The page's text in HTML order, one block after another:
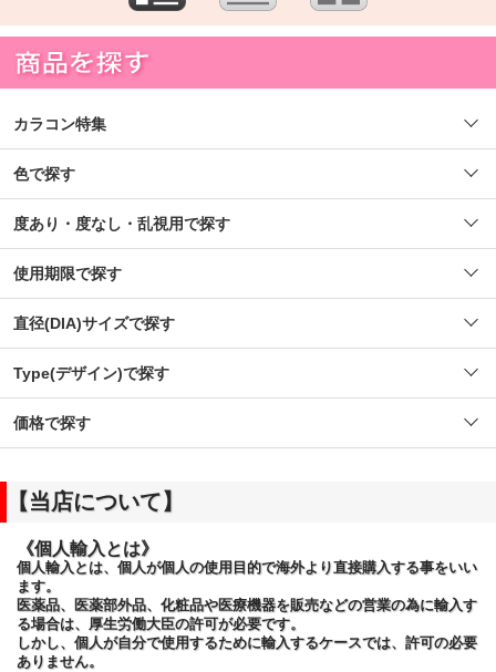
カラコン特集
色で探す
度あり・度なし・乱視用で探す
使用期限で探す
直径(DIA)サイズで探す
Type(デザイン)で探す
価格で探す
【当店について】
《個人輸入とは》
個人輸入とは、個人が個人の使用目的で海外より直接購入する事をいい
ます。
医薬品、医薬部外品、化粧品や医療機器を販売などの営業の為に輸入す
る場合は、厚生労働大臣の許可が必要です。
しかし、個人が自分で使用するために輸入するケースでは、許可の必要
ありません。